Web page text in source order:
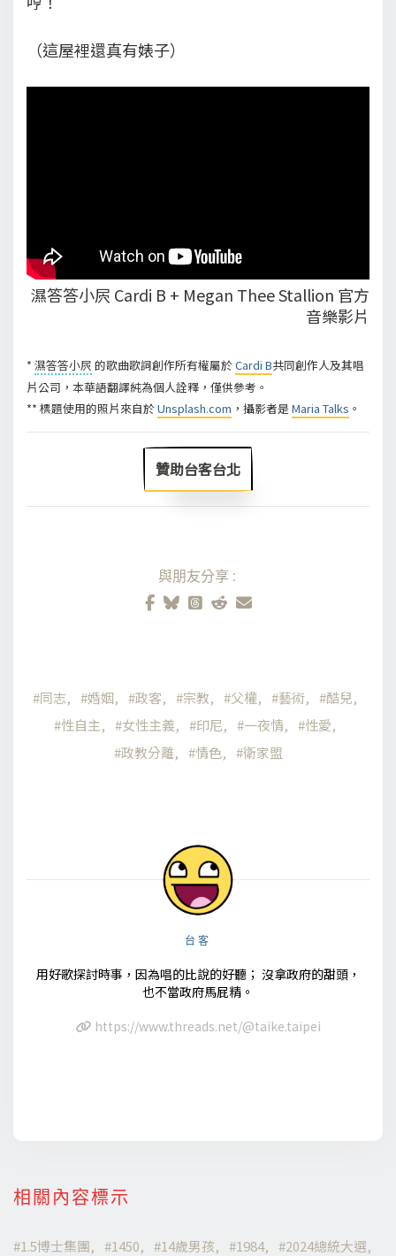
（這屋裡還真有婊子）
濕答答小屄 Cardi B + Megan Thee Stallion 官方
音樂影片
* 濕答答小屄 的歌曲歌詞創作所有權屬於Cardi B共同創作人及其唱
片公司，本華語翻譯純為個人詮釋，僅供參考。
** 標題使用的照片來自於Unsplash.com ，攝影者是 Maria Talks 。
贊助台客台北
與朋友分享:
同志 婚姻 政客 宗教 父權 藝術
酷兒
性自主
女性主義 印尼 一夜情
性愛
政教分離
情色 衛家盟
台客
用好歌探討時事，因為唱的比說的好聽； 沒拿政府的甜頭，
也不當政府馬屁精。
https://www.threads.net/@taike.taipei
相關內容標示
1.5博士集團 1450 14歲男孩 1984
2024總統大選